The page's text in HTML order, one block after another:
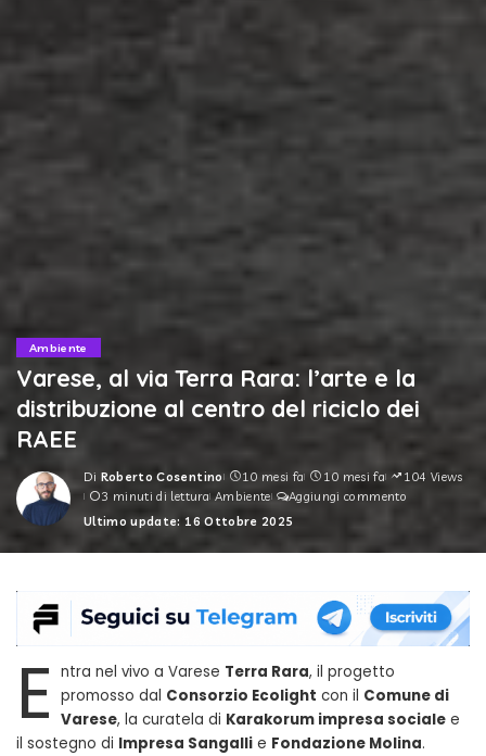
Ambiente
Varese, al via Terra Rara: l’arte e la
distribuzione al centro del riciclo dei
RAEE
Posted
by
Di Roberto Cosentino 10 mesi fa 10 mesi fa
104 Views
3 minuti di lettura Ambiente
Aggiungi commento
Ultimo update: 16 Ottobre 2025
E ntra nel vivo a Varese Terra Rara, il progetto
promosso dal Consorzio Ecolight con il Comune di
Varese, la curatela di Karakorum impresa socialee
il sostegno di Impresa Sangalli e Fondazione Molina.